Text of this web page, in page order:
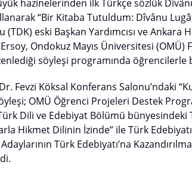
hazinelerinden ilk Türkçe sözlük
“Bir Kitaba Tutuldum: Dîvânu
eski Başkan Yardımcısı ve Ankara
Ondokuz Mayıs Üniversitesi (OMÜ)
söyleşi programında öğrencilerle
Fevzi Köksal Konferans Salonu’ndaki
OMÜ Öğrenci Projeleri Destek
Dili ve Edebiyat Bölümü bünyesindeki
Hikmet Dilinin İzinde” ile Türk
Türk Edebiyatı’na